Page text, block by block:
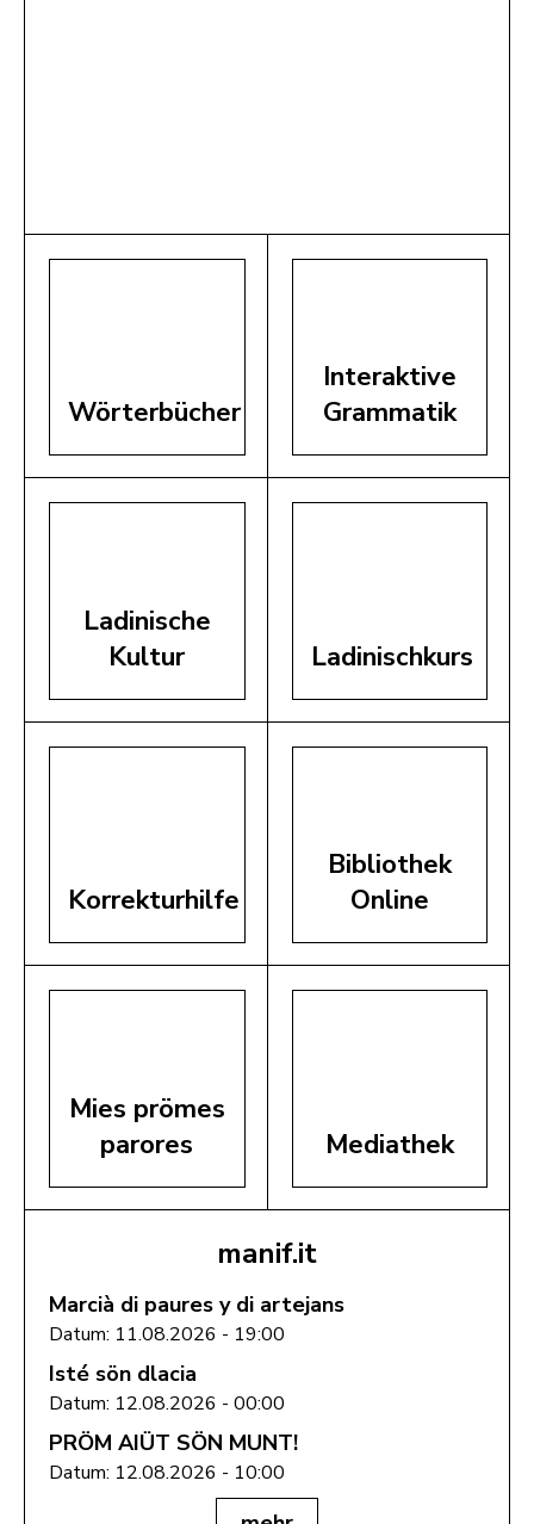
Wörterbücher
Interaktive
Grammatik
Ladinische
Kultur
Ladinischkurs
Korrekturhilfe
Bibliothek
Online
Mies prömes
parores
Mediathek
manif.it
Marcià di paures y di artejans
Datum: 11.08.2026 - 19:00
Isté sön dlacia
Datum: 12.08.2026 - 00:00
PRÖM AIÜT SÖN MUNT!
Datum: 12.08.2026 - 10:00